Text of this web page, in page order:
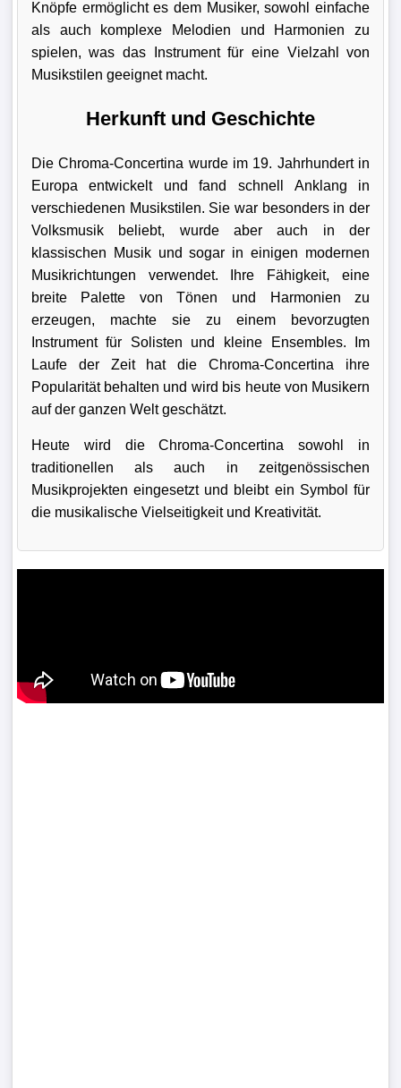
Knöpfe ermöglicht es dem Musiker, sowohl einfache
als auch komplexe Melodien und Harmonien zu
spielen, was das Instrument für eine Vielzahl von
Musikstilen geeignet macht.
Herkunft und Geschichte
Die Chroma-Concertina wurde im 19. Jahrhundert in
Europa entwickelt und fand schnell Anklang in
verschiedenen Musikstilen. Sie war besonders in der
Volksmusik beliebt, wurde aber auch in der
klassischen Musik und sogar in einigen modernen
Musikrichtungen verwendet. Ihre Fähigkeit, eine
breite Palette von Tönen und Harmonien zu
erzeugen, machte sie zu einem bevorzugten
Instrument für Solisten und kleine Ensembles. Im
Laufe der Zeit hat die Chroma-Concertina ihre
Popularität behalten und wird bis heute von Musikern
auf der ganzen Welt geschätzt.
Heute wird die Chroma-Concertina sowohl in
traditionellen als auch in zeitgenössischen
Musikprojekten eingesetzt und bleibt ein Symbol für
die musikalische Vielseitigkeit und Kreativität.